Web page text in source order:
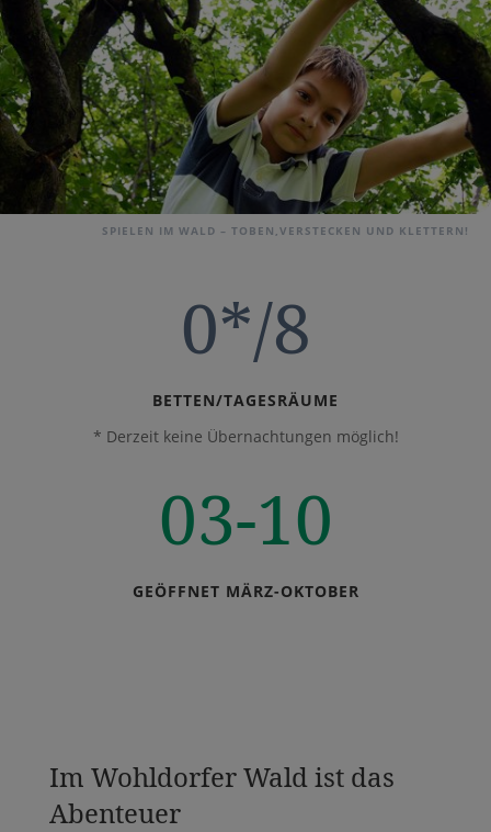
SPIELEN IM WALD – TOBEN,VERSTECKEN UND KLETTERN!
0*/8
BETTEN/TAGESRÄUME
* Derzeit keine Übernachtungen möglich!
03-10
GEÖFFNET MÄRZ-OKTOBER
Im Wohldorfer Wald ist das
Abenteuer